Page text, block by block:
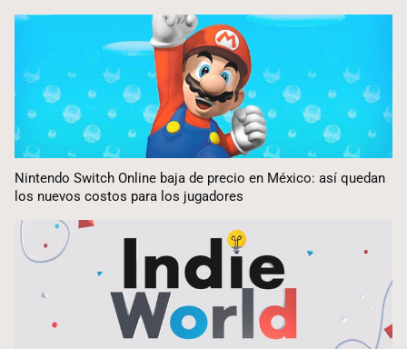
Nintendo Switch Online baja de precio en México: así quedan
los nuevos costos para los jugadores